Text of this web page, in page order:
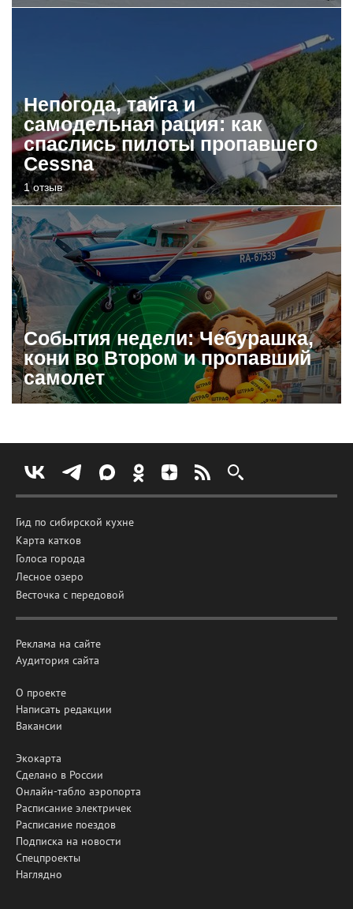
Непогода, тайга и
самодельная рация: как
спаслись пилоты пропавшего
Cessna
1 отзыв
События недели: Чебурашка,
кони во Втором и пропавший
самолет
Гид по сибирской кухне
Карта катков
Голоса города
Лесное озеро
Весточка с передовой
Реклама на сайте
Аудитория сайта
О проекте
Написать редакции
Вакансии
Экокарта
Сделано в России
Онлайн-табло аэропорта
Расписание электричек
Расписание поездов
Подписка на новости
Спецпроекты
Наглядно